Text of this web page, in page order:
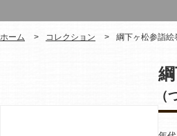
ホーム コレクション 綱下ヶ松参詣絵